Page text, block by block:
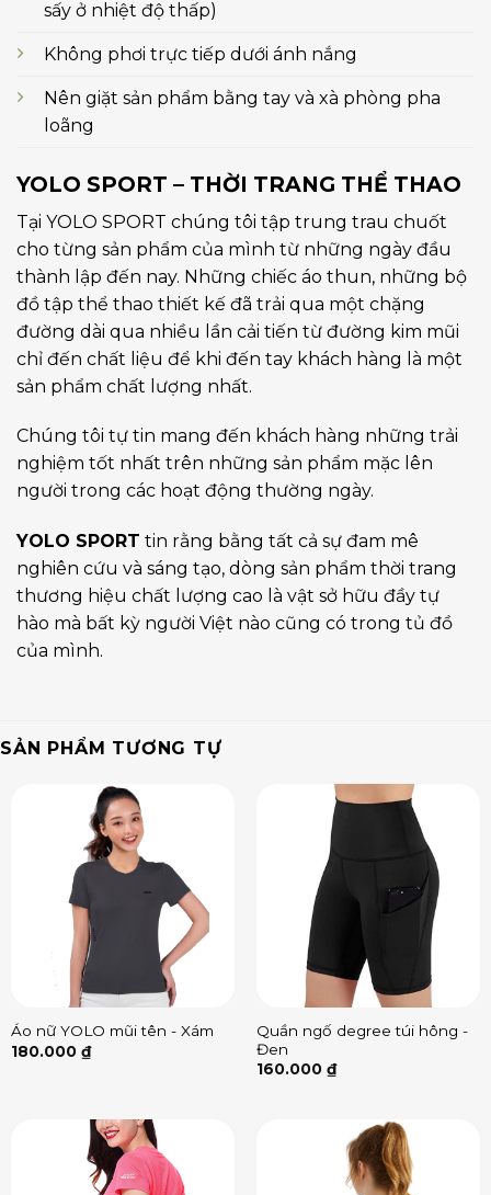
sấy ở nhiệt độ thấp)
Không phơi trực tiếp dưới ánh nắng
Nên giặt sản phẩm bằng tay và xà phòng pha
loãng
YOLO SPORT – THỜI TRANG THỂ THAO
Tại YOLO SPORT chúng tôi tập trung trau chuốt
cho từng sản phẩm của mình từ những ngày đầu
thành lập đến nay. Những chiếc áo thun, những bộ
đồ tập thể thao thiết kế đã trải qua một chặng
đường dài qua nhiều lần cải tiến từ đường kim mũi
chỉ đến chất liệu để khi đến tay khách hàng là một
sản phẩm chất lượng nhất.
Chúng tôi tự tin mang đến khách hàng những trải
nghiệm tốt nhất trên những sản phẩm mặc lên
người trong các hoạt động thường ngày.
YOLO SPORT tin rằng bằng tất cả sự đam mê
nghiên cứu và sáng tạo, dòng sản phẩm thời trang
thương hiệu chất lượng cao là vật sở hữu đầy tự
hào mà bất kỳ người Việt nào cũng có trong tủ đồ
của mình.
SẢN PHẨM TƯƠNG TỰ
Áo nữ YOLO mũi tên - Xám
180.000 ₫
Quần ngố degree túi hông -
Đen
160.000 ₫